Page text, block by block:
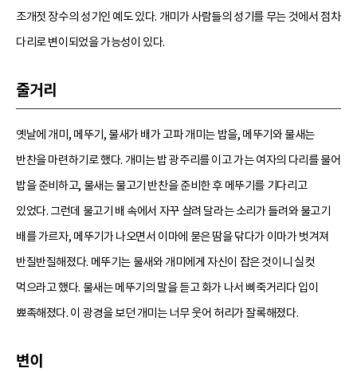
조개젓 장수의 성기인 예도 있다. 개미가 사람들의 성기를 무는 것에서 점차
다리로 변이되었을 가능성이 있다.
줄거리
옛날에 개미, 메뚜기, 물새가 배가 고파 개미는 밥을, 메뚜기와 물새는
반찬을 마련하기로 했다. 개미는 밥 광주리를 이고 가는 여자의 다리를 물어
밥을 준비하고, 물새는 물고기 반찬을 준비한 후 메뚜기를 기다리고
있었다. 그런데 물고기 배 속에서 자꾸 살려 달라는 소리가 들려와 물고기
배를 가르자, 메뚜기가 나오면서 이마에 묻은 땀을 닦다가 이마가 벗겨져
반질반질해졌다. 메뚜기는 물새와 개미에게 자신이 잡은 것이니 실컷
먹으라고 했다. 물새는 메뚜기의 말을 듣고 화가 나서 삐죽거리다 입이
뾰족해졌다. 이 광경을 보던 개미는 너무 웃어 허리가 잘록해졌다.
변이